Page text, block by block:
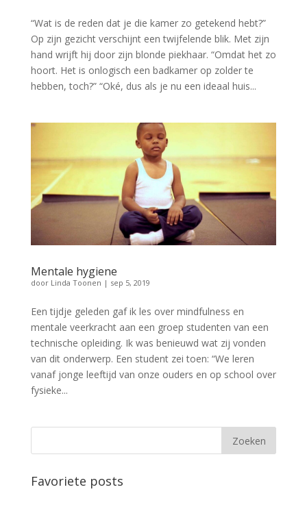
“Wat is de reden dat je die kamer zo getekend hebt?”
Op zijn gezicht verschijnt een twijfelende blik. Met zijn
hand wrijft hij door zijn blonde piekhaar. “Omdat het zo
hoort. Het is onlogisch een badkamer op zolder te
hebben, toch?” “Oké, dus als je nu een ideaal huis...
Mentale hygiene
door Linda Toonen | sep 5, 2019
Een tijdje geleden gaf ik les over mindfulness en
mentale veerkracht aan een groep studenten van een
technische opleiding. Ik was benieuwd wat zij vonden
van dit onderwerp. Een student zei toen: “We leren
vanaf jonge leeftijd van onze ouders en op school over
fysieke...
Favoriete posts